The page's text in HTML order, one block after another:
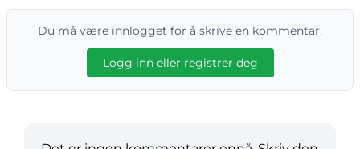
Du må være innlogget for å skrive en kommentar.
Logg inn eller registrer deg